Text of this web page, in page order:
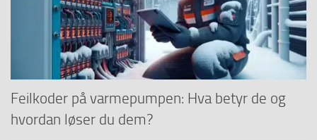
Feilkoder på varmepumpen: Hva betyr de og
hvordan løser du dem?